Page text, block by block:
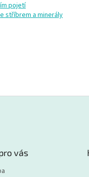
pojetí
stříbrem a minerály
vás